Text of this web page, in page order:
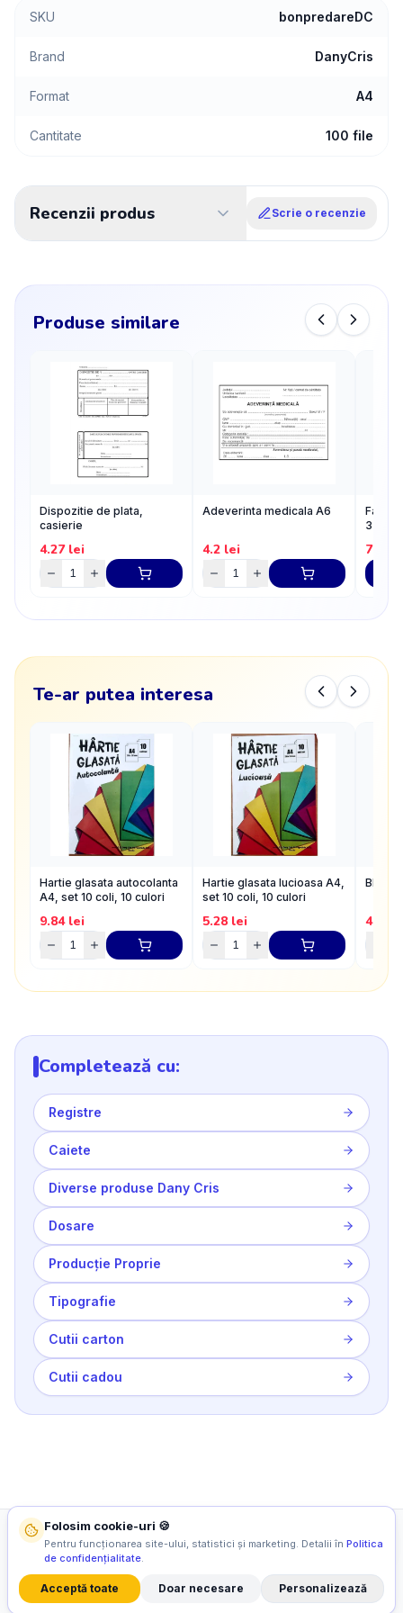
SKU bonpredareDC
Brand DanyCris
Format A4
Cantitate 100 file
Recenzii produs Scrie o recenzie
Produse similare
Dispozitie de plata,
casierie
4.27lei
Adeverinta medicala A6
4.2 lei
3
7.93
Te-ar putea interesa
Hartie glasata autocolanta
A4, set 10 coli, 10 culori
9.84lei
Hartie glasata lucioasa A4,
set 10 coli, 10 culori
5.28 lei
Bloc
4.4
Completează cu:
Registre
Caiete
Diverse produse Dany Cris
Dosare
Producție Proprie
Tipografie
Cutii carton
Cutii cadou
CATEGORII PRINCIPALE
SUPORT CLIENȚI
Folosim cookie-uri 🍪
Pentru funcționarea site-ului, statistici și marketing. Detalii în Politica
de confidențialitate.
Acceptă toate Doar necesare Personalizează